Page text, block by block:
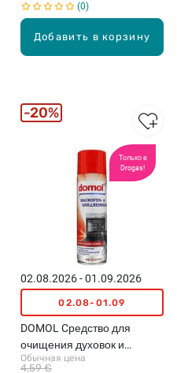
Добавить в корзину
0
Только в
Drogas!
02.08.2026 - 01.09.2026
02.08-01.09
DOMOL Cредство для
очищения духовок и
грилей, 500мл
Обычная цена
4,59 €
20%